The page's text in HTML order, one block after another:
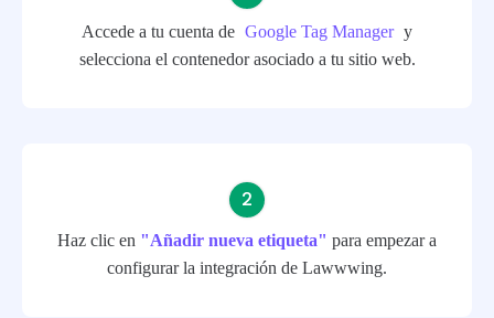
Accede a tu cuenta de Google Tag Manager y
selecciona el contenedor asociado a tu sitio web.
Haz clic en "Añadir nueva etiqueta" para empezar a
configurar la integración de Lawwwing.